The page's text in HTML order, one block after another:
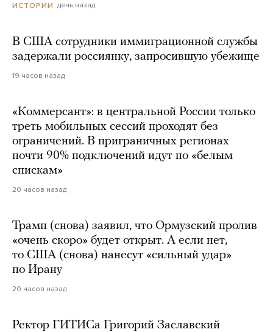
ИСТОРИИ день назад
В США сотрудники иммиграционной службы
задержали россиянку, запросившую убежище
19 часов назад
«Коммерсант»: в центральной России только
треть мобильных сессий проходят без
ограничений. В приграничных регионах
почти 90% подключений идут по «белым
спискам»
20 часов назад
Трамп (снова) заявил, что Ормузский пролив
«очень скоро» будет открыт. А если нет,
то США (снова) нанесут «сильный удар»
по Ирану
20 часов назад
Ректор ГИТИСа Григорий Заславский